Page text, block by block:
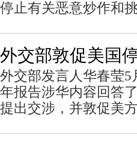
停止有关恶意炒作和
外交部敦促美国
外交部发言人华春莹5
年报告涉华内容回答
提出交涉，并敦促美